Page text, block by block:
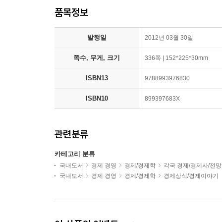
품목정보
발행일 2012년 03월 30일
쪽수, 무게, 크기 336쪽 | 152*225*30mm
ISBN13 9788993976830
ISBN10 899397683X
관련분류
카테고리 분류
국내도서 경제 경영 경제/경제학 각국 경제/경제사/전망
국내도서
경제 경영 경제/경제학 경제상식/경제이야기